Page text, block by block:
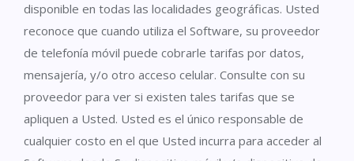
disponible en todas las localidades geográficas. Usted
reconoce que cuando utiliza el Software, su proveedor
de telefonía móvil puede cobrarle tarifas por datos,
mensajería, y/o otro acceso celular. Consulte con su
proveedor para ver si existen tales tarifas que se
apliquen a Usted. Usted es el único responsable de
cualquier costo en el que Usted incurra para acceder al